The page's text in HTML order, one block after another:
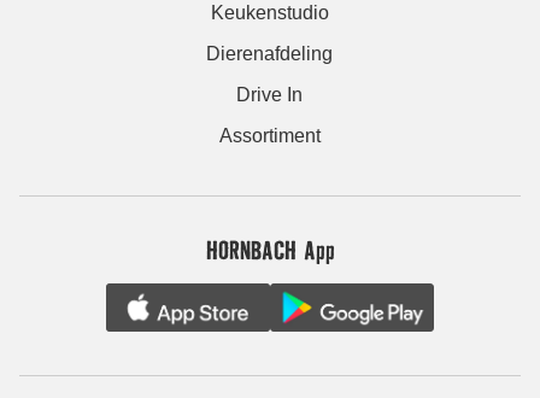
Keukenstudio
Dierenafdeling
Drive In
Assortiment
HORNBACH App